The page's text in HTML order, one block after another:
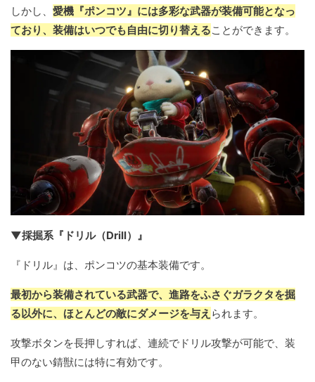
しかし、 愛機『ポンコツ』には多彩な武器が装備可能となっ
ており、装備はいつでも自由に切り替えることができます。
▼採掘系『ドリル（Drill）』
『ドリル』は、ポンコツの基本装備です。
最初から装備されている武器で、進路をふさぐガラクタを掘
る以外に、ほとんどの敵にダメージを与え られます。
攻撃ボタンを長押しすれば、連続でドリル攻撃が可能で、装
甲のない錆獣には特に有効です。